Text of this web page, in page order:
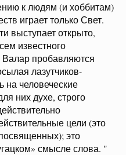
к людям (и хоббитам)
играет только Свет.
выступает открыто,
известного
Валар пробавляются
лазутчиков-
на человеческие
них духе, строго
цели (это
это
смысле слова. "